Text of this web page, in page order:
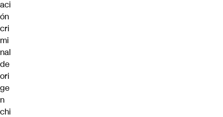
aci
ón
cri
mi
nal
de
ori
ge
n
chi